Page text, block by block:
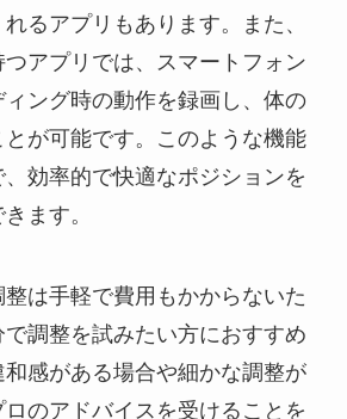
るアプリもあります。また、
アプリでは、スマートフォン
ング時の動作を録画し、体の
が可能です。このような機能
効率的で快適なポジションを
ます。
は手軽で費用もかからないた
調整を試みたい方におすすめ
感がある場合や細かな調整が
のアドバイスを受けることを